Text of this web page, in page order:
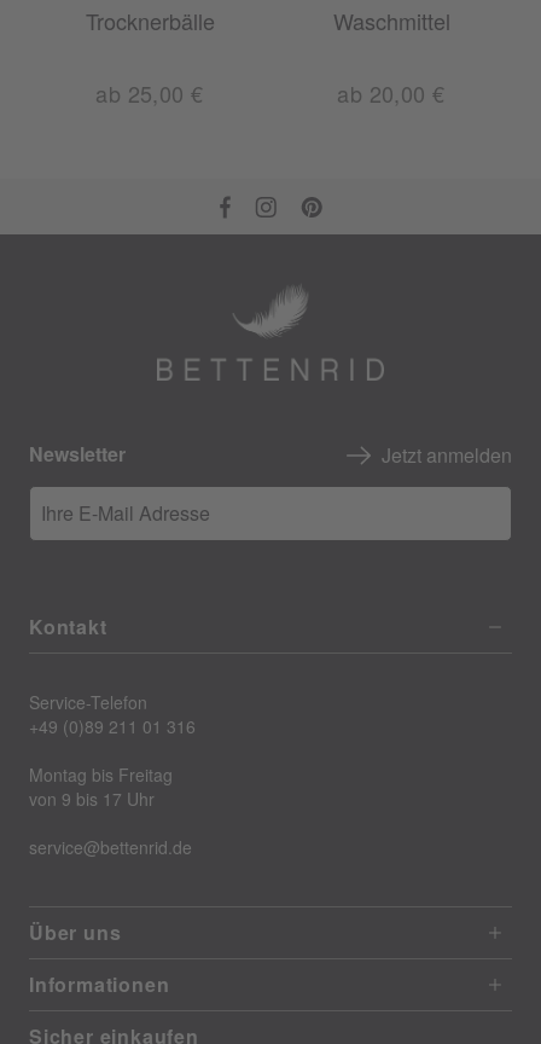
Trocknerbälle
ab 25,00 €
Waschmittel
ab 20,00 €
Newsletter Jetzt anmelden
Ihre E-Mail Adresse
Kontakt
Service-Telefon
+49 (0)89 211 01 316
Montag bis Freitag
von 9 bis 17 Uhr
service@bettenrid.de
Über uns
Informationen
Sicher einkaufen